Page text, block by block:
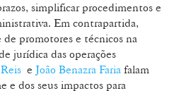
simplificar procedimentos e
Em contrapartida,
de promotores e técnicos na
jurídica das operações
e João Benazra Faria falam
e dos seus impactos para